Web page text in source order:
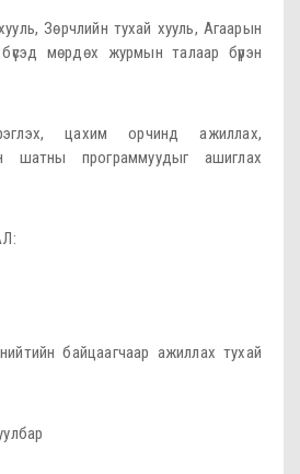
Зөрчлийн тухай хууль, Агаарын
мөрдөх журмын талаар бүрэн
цахим орчинд ажиллах,
шатны программуудыг ашиглах
байцаагчаар ажиллах тухай